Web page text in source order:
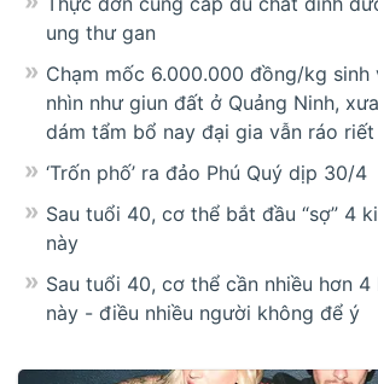
ung thư gan
Chạm mốc 6.000.000 đồng/kg sinh
nhìn như giun đất ở Quảng Ninh,
dám tẩm bổ nay đại gia vẫn ráo riết
‘Trốn phố’ ra đảo Phú Quý dịp 30/4
Sau tuổi 40, cơ thể bắt đầu “sợ” 4
này
Sau tuổi 40, cơ thể cần nhiều hơn
này - điều nhiều người không để ý